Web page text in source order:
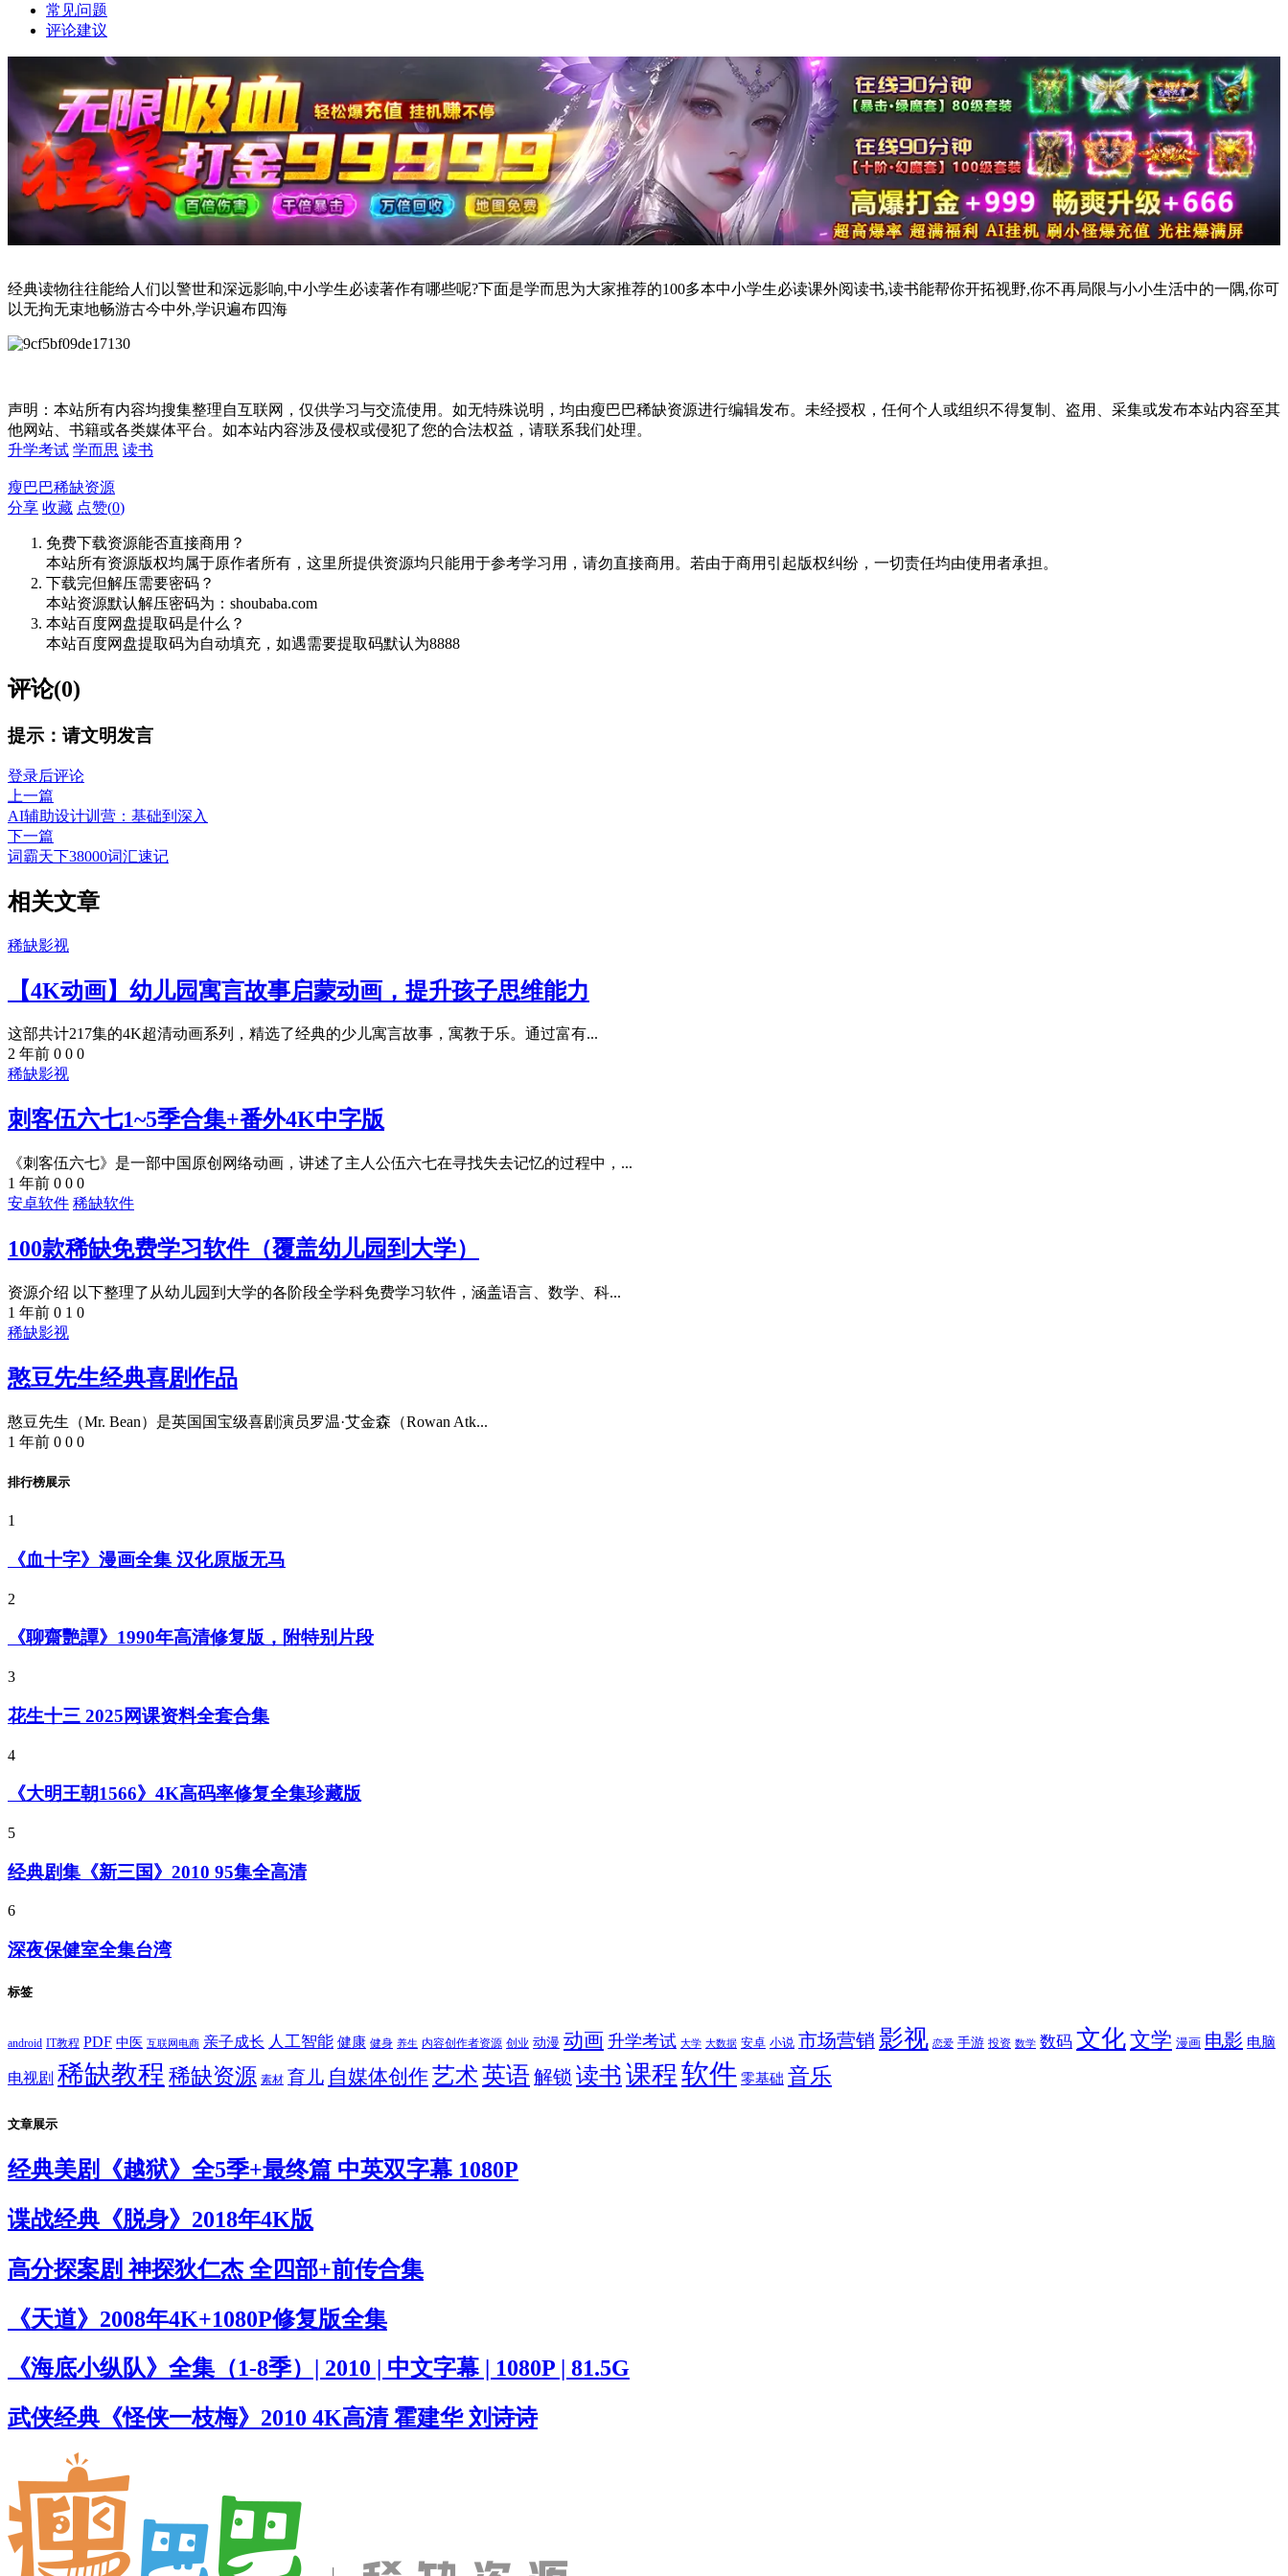
常见问题
评论建议
经典读物往往能给人们以警世和深远影响,中小学生必读著作有哪些呢?下面是学而思为大家推荐的100多本中小学生必读课外阅读书,读书能帮你开拓视野,你不再局限与小小生活中的一隅,你可
以无拘无束地畅游古今中外,学识遍布四海
声明：本站所有内容均搜集整理自互联网，仅供学习与交流使用。如无特殊说明，均由瘦巴巴稀缺资源进行编辑发布。未经授权，任何个人或组织不得复制、盗用、采集或发布本站内容至其
他网站、书籍或各类媒体平台。如本站内容涉及侵权或侵犯了您的合法权益，请联系我们处理。
升学考试 学而思 读书
瘦巴巴稀缺资源
分享 收藏 点赞(0)
免费下载资源能否直接商用？
本站所有资源版权均属于原作者所有，这里所提供资源均只能用于参考学习用，请勿直接商用。若由于商用引起版权纠纷，一切责任均由使用者承担。
下载完但解压需要密码？
本站资源默认解压密码为：shoubaba.com
本站百度网盘提取码是什么？
本站百度网盘提取码为自动填充，如遇需要提取码默认为8888
评论(0)
提示：请文明发言
登录后评论
上一篇
AI辅助设计训营：基础到深入
下一篇
词霸天下38000词汇速记
相关文章
稀缺影视
【4K动画】幼儿园寓言故事启蒙动画，提升孩子思维能力
这部共计217集的4K超清动画系列，精选了经典的少儿寓言故事，寓教于乐。通过富有...
2 年前 0 0 0
稀缺影视
刺客伍六七1~5季合集+番外4K中字版
《刺客伍六七》是一部中国原创网络动画，讲述了主人公伍六七在寻找失去记忆的过程中，...
1 年前 0 0 0
安卓软件 稀缺软件
100款稀缺免费学习软件（覆盖幼儿园到大学）
资源介绍 以下整理了从幼儿园到大学的各阶段全学科免费学习软件，涵盖语言、数学、科...
1 年前 0 1 0
稀缺影视
憨豆先生经典喜剧作品
憨豆先生（Mr. Bean）是英国国宝级喜剧演员罗温·艾金森（Rowan Atk...
1 年前 0 0 0
排行榜展示
1
《血十字》漫画全集 汉化原版无马
2
《聊齋艷譚》1990年高清修复版，附特别片段
3
花生十三 2025网课资料全套合集
4
《大明王朝1566》4K高码率修复全集珍藏版
5
经典剧集《新三国》2010 95集全高清
6
深夜保健室全集台湾
标签
android IT教程 PDF 中医 互联网电商 亲子成长 人工智能 健康 健身 养生 内容创作者资源 创业 动漫 动画 升学考试 大学 大数据 安卓 小说 市场营销 影视 恋爱 手游 投资 数学 数码 文化文学 漫画 电影 电脑
电视剧 稀缺教程 稀缺资源 素材 育儿 自媒体创作艺术英语 解锁 读书课程 软件 零基础 音乐
文章展示
经典美剧《越狱》全5季+最终篇 中英双字幕 1080P
谍战经典《脱身》2018年4K版
高分探案剧 神探狄仁杰 全四部+前传合集
《天道》2008年4K+1080P修复版全集
《海底小纵队》全集（1-8季）| 2010 | 中文字幕 | 1080P | 81.5G
武侠经典《怪侠一枝梅》2010 4K高清 霍建华 刘诗诗